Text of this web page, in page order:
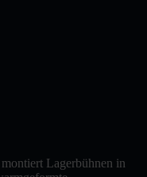
Lagerbühnen in